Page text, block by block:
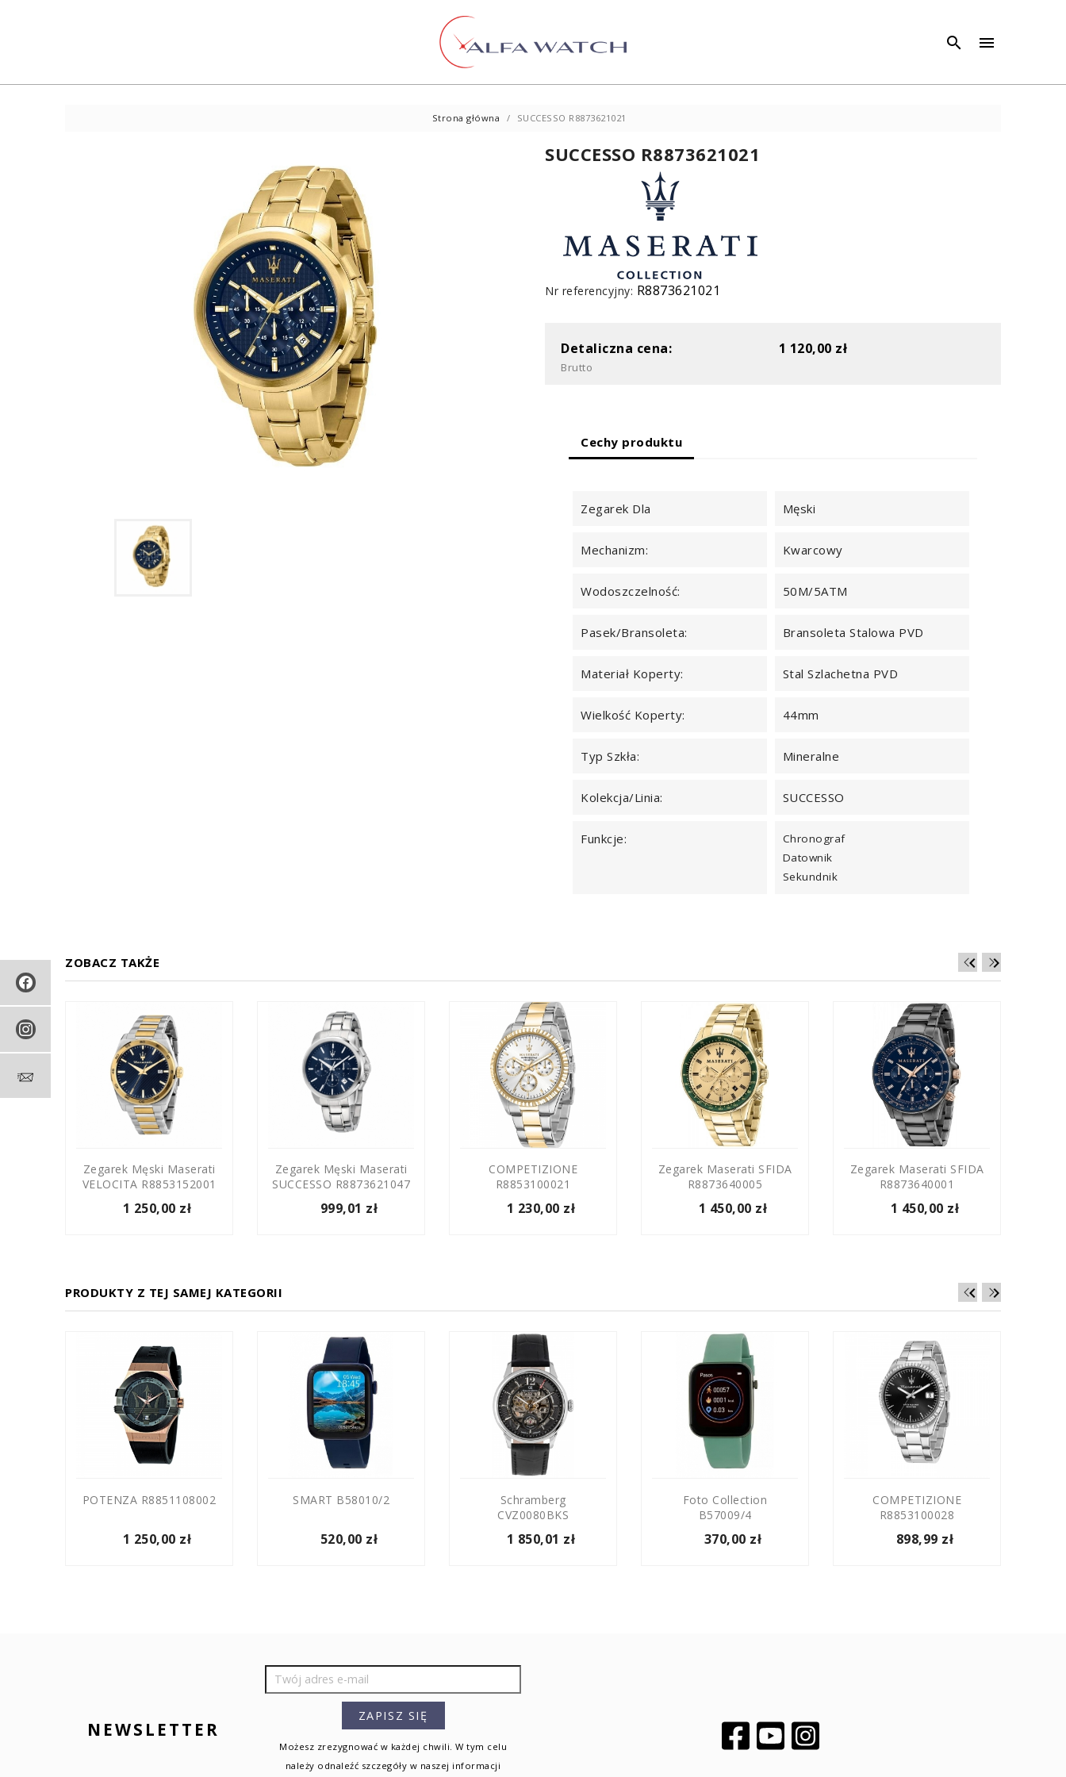
 
Strona główna SUCCESSO R8873621021
SUCCESSO R8873621021
Nr referencyjny: R8873621021
Detaliczna cena: 1 120,00 zł
Brutto
Cechy produktu
Zegarek Dla Męski
Mechanizm: Kwarcowy
Wodoszczelność: 50M/5ATM
Pasek/Bransoleta: Bransoleta Stalowa PVD
Materiał Koperty: Stal Szlachetna PVD
Wielkość Koperty: 44mm
Typ Szkła: Mineralne
Kolekcja/Linia: SUCCESSO
Funkcje:
Chronograf
Datownik
Sekundnik
ZOBACZ TAKŻE 
Zegarek Męski Maserati
VELOCITA R8853152001
1 250,00 zł
Zegarek Męski Maserati
SUCCESSO R8873621047
999,01 zł
COMPETIZIONE
R8853100021
1 230,00 zł
Zegarek Maserati SFIDA
R8873640005
1 450,00 zł
Zegarek Maserati SFIDA
R8873640001
1 450,00 zł

PRODUKTY Z TEJ SAMEJ KATEGORII 
POTENZA R8851108002
1 250,00 zł
SMART B58010/2
520,00 zł
Schramberg
CVZ0080BKS
1 850,01 zł
Foto Collection
B57009/4
370,00 zł
COMPETIZIONE
R8853100028
898,99 zł

NEWSLETTER
Możesz zrezygnować w każdej chwili. W tym celu
należy odnaleźć szczegóły w naszej informacji
FacebookYouTube